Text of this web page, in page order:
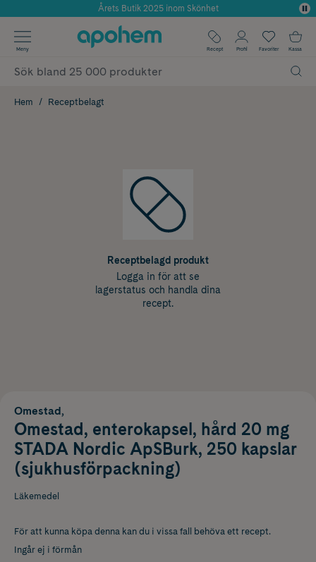
Årets Butik 2025 inom Skönhet
Använd kod: SOMMAR20 för 20% över 649kr
✓ Rådgivning från farmaceuter & hudterapeuter
✓ Poäng på alla köp*
Meny Recept Profil Favoriter Kassa
Hem Receptbelagt
Receptbelagd produkt
Logga in för att se
lagerstatus och handla dina
recept.
Omestad,
Omestad, enterokapsel, hård 20 mg
STADA Nordic ApSBurk, 250 kapslar
(sjukhusförpackning)
Läkemedel
För att kunna köpa denna kan du i vissa fall behöva ett recept.
Ingår ej i förmån